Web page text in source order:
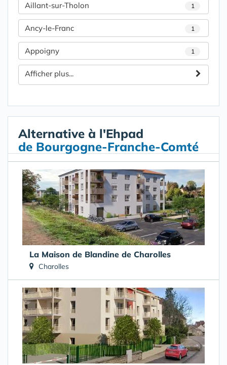
Aillant-sur-Tholon 1
Ancy-le-Franc 1
Appoigny 1
Afficher plus...
Alternative à l'Ehpad
de Bourgogne-Franche-Comté
La Maison de Blandine de Charolles
Charolles